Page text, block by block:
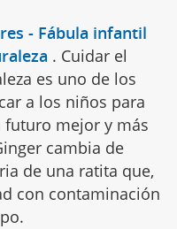
- Fábula infantil
. Cuidar el
es uno de los
a los niños para
mejor y más
cambia de
de una ratita que,
con contaminación